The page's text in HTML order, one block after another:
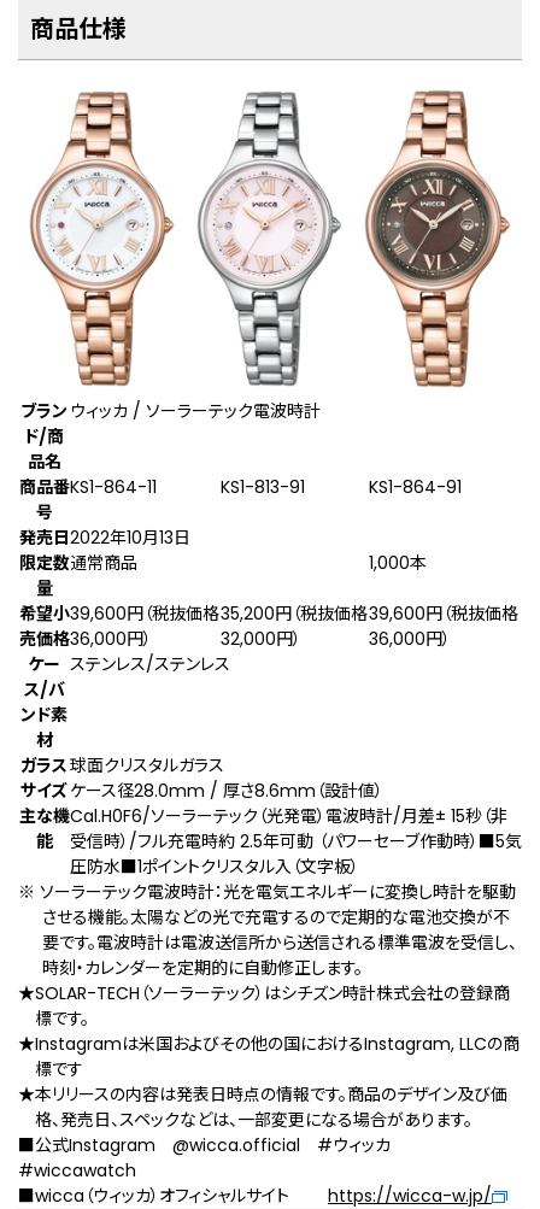
商品仕様
ブラン
ド/商
品名
ウィッカ / ソーラーテック電波時計
商品番
号
KS1-864-11 KS1-813-91 KS1-864-91
発売日2022年10月13日
限定数
量
通常商品 1,000本
希望小
売価格
39,600円（税抜価格
36,000円）
35,200円（税抜価格
32,000円）
39,600円（税抜価格
36,000円）
ケー
ス/バ
ンド素
材
ステンレス/ステンレス
ガラス球面クリスタルガラス
サイズケース径28.0mm / 厚さ8.6mm（設計値）
主な機
能
Cal.H0F6/ソーラーテック（光発電）電波時計/月差± 15秒（非
受信時）/フル充電時約 2.5年可動 （パワーセーブ作動時）■5気
圧防水■1ポイントクリスタル入（文字板）
※ ソーラーテック電波時計：光を電気エネルギーに変換し時計を駆動
させる機能。太陽などの光で充電するので定期的な電池交換が不
要です。電波時計は電波送信所から送信される標準電波を受信し、
時刻・カレンダーを定期的に自動修正します。
★SOLAR-TECH（ソーラーテック）はシチズン時計株式会社の登録商
標です。
★Instagramは米国およびその他の国におけるInstagram, LLCの商
標です
★本リリースの内容は発表日時点の情報です。商品のデザイン及び価
格、発売日、スペックなどは、一部変更になる場合があります。
■公式Instagram @wicca.official #ウィッカ
#wiccawatch
■wicca（ウィッカ）オフィシャルサイト
https://wicca-w.jp/